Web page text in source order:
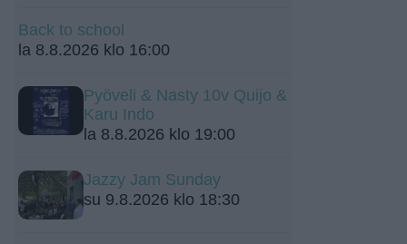
Back to school
la 8.8.2026 klo 16:00
Pyöveli & Nasty 10v Quijo &
Karu Indo
la 8.8.2026 klo 19:00
Jazzy Jam Sunday
su 9.8.2026 klo 18:30